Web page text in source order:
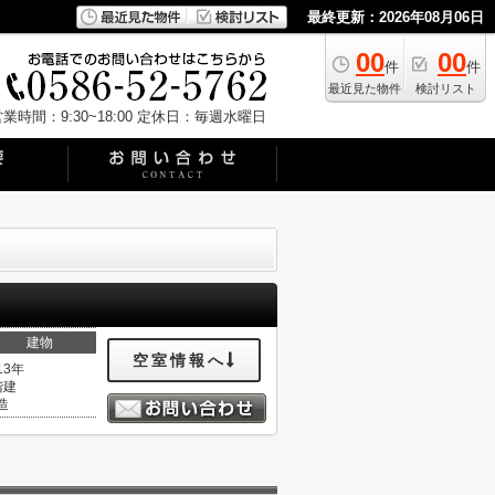
最終更新：2026年08月06日
00件
最近見た物件
00件
検討リスト
業時間：9:30~18:00 定休日：毎週水曜日
建物
年
建
空室情報へ